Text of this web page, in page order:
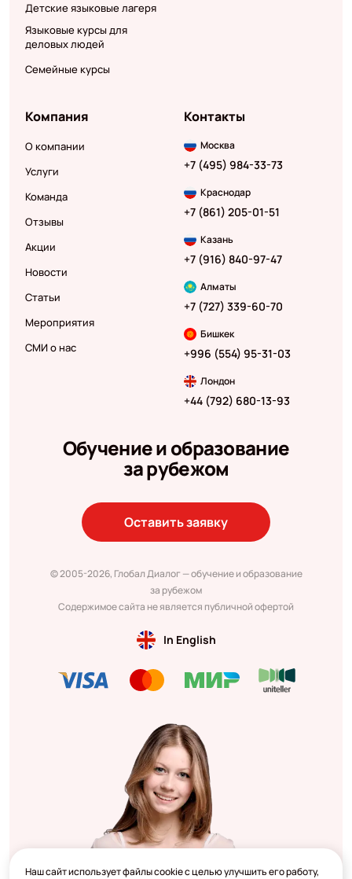
Детские языковые лагеря
Языковые курсы для
деловых людей
Семейные курсы
Компания
О компании
Услуги
Команда
Отзывы
Акции
Новости
Статьи
Мероприятия
СМИ о нас
Контакты
Москва
+7 (495) 984-33-73
Краснодар
+7 (861) 205-01-51
Казань
+7 (916) 840-97-47
Алматы
+7 (727) 339-60-70
Бишкек
+996 (554) 95-31-03
Лондон
+44 (792) 680-13-93
Обучение и образование
за рубежом
Оставить заявку
© 2005-2026, Глобал Диалог — обучение и образование
за рубежом
Содержимое сайта не является публичной офертой
In English
Наш сайт использует файлы cookie с целью улучшить его работу,